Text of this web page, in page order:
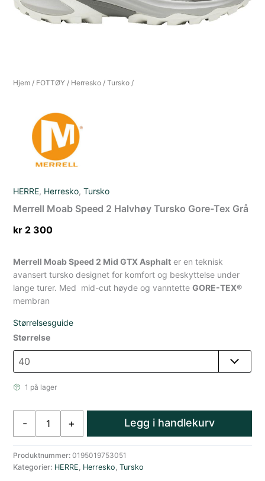
Hjem / FOTTØY / Herresko /Tursko /
HERRE, Herresko,Tursko
Merrell Moab Speed 2 Halvhøy Tursko Gore-Tex Grå
kr 2 300
Merrell Moab Speed 2 Mid GTX Asphalt er en teknisk
avansert tursko designet for komfort og beskyttelse under
lange turer. Med mid-cut høyde og vanntetteGORE-TEX®
membran
Størrelsesguide
Størrelse
1 på lager
-
2
Halvhøy
+ Legg i handlekurv
Produktnummer:0195019753051
Kategorier: HERRE, Herresko,Tursko